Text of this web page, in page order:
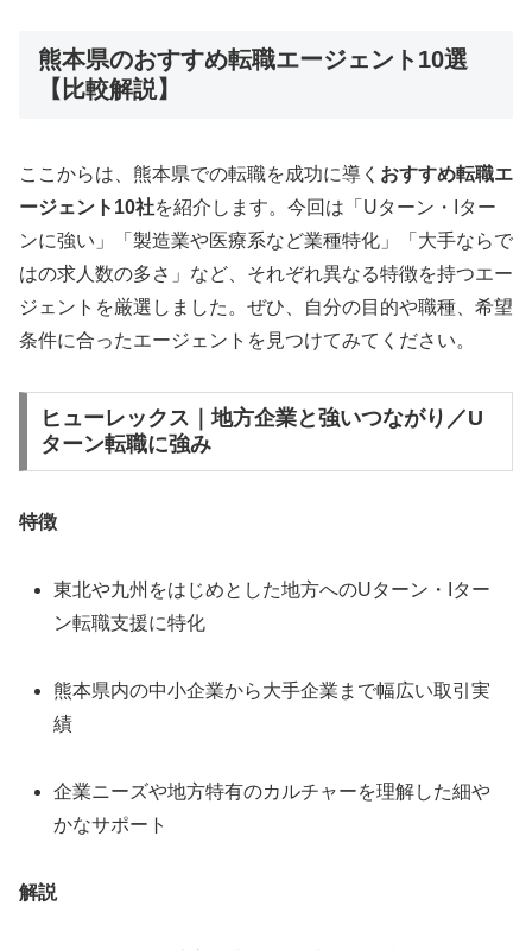
熊本県のおすすめ転職エージェント10選
【比較解説】
ここからは、熊本県での転職を成功に導く おすすめ転職エ
ージェント10社を紹介します。今回は「Uターン・Iター
ンに強い」「製造業や医療系など業種特化」「大手ならで
はの求人数の多さ」など、それぞれ異なる特徴を持つエー
ジェントを厳選しました。ぜひ、自分の目的や職種、希望
条件に合ったエージェントを見つけてみてください。
ヒューレックス｜地方企業と強いつながり／U
ターン転職に強み
特徴
東北や九州をはじめとした地方へのUターン・Iター
ン転職支援に特化
熊本県内の中小企業から大手企業まで幅広い取引実
績
企業ニーズや地方特有のカルチャーを理解した細や
かなサポート
解説